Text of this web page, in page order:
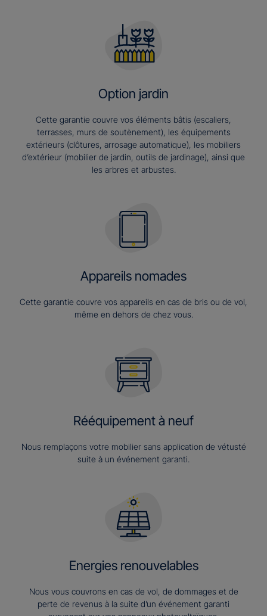
Option jardin
Cette garantie couvre vos éléments bâtis (escaliers,
terrasses, murs de soutènement), les équipements
extérieurs (clôtures, arrosage automatique), les mobiliers
d’extérieur (mobilier de jardin, outils de jardinage), ainsi que
les arbres et arbustes.
Appareils nomades
Cette garantie couvre vos appareils en cas de bris ou de vol,
même en dehors de chez vous.
Rééquipement à neuf
Nous remplaçons votre mobilier sans application de vétusté
suite à un événement garanti.
Energies renouvelables
Nous vous couvrons en cas de vol, de dommages et de
perte de revenus à la suite d’un événement garanti